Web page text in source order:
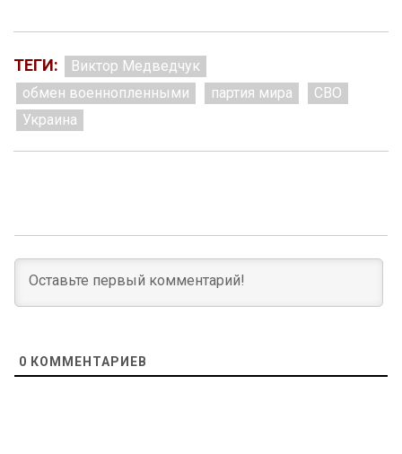
ТЕГИ:
Виктор Медведчук
обмен военнопленными
партия мира
СВО
Украина
0 КОММЕНТАРИЕВ